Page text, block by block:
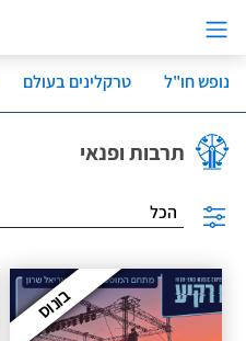
לתוכן
נופש חו"ל טרקלינים בעולם
תרבות ופנאי
הכל
בונוס